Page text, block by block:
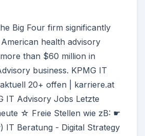
Big Four firm significantly
health advisory
than $60 million in
business. KPMG IT
20+ offen | karriere.at
IT Advisory Jobs Letzte
☆ Freie Stellen wie zB: ☛
IT Beratung - Digital Strategy